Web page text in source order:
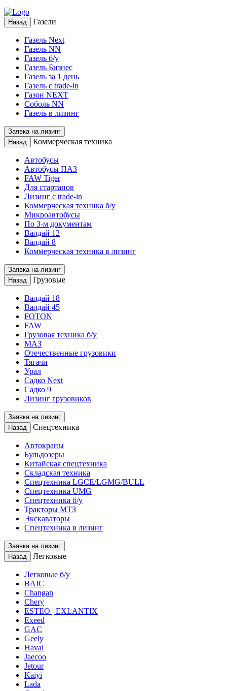
Назад Газели
Газель Next
Газель NN
Газель б/у
Газель Бизнес
Газель за 1 день
Газель с trade-in
Газон NEXT
Соболь NN
Газель в лизинг
Заявка на лизинг
Назад
Коммерческая техника
Автобусы
Автобусы ПАЗ
FAW Tiger
Для стартапов
Лизинг с trade-in
Коммерческая техника б/у
Микроавтобусы
По 3-м документам
Валдай 12
Валдай 8
Коммерческая техника в лизинг
Заявка на лизинг
Назад
Грузовые
Валдай 18
Валдай 45
FOTON
FAW
Грузовая техника б/у
МАЗ
Отечественные грузовики
Тягачи
Урал
Садко Next
Садко 9
Лизинг грузовиков
Заявка на лизинг
Назад
Спецтехника
Автокраны
Бульдозеры
Китайская спецтехника
Складская техника
Спецтехника LGCE/LGMG/BULL
Спецтехника UMG
Спецтехника б/у
Тракторы МТЗ
Экскаваторы
Спецтехника в лизинг
Заявка на лизинг
Назад
Легковые
Легковые б/у
BAIC
Changan
Chery
ESTEO | EXLANTIX
Exeed
GAC
Geely
Haval
Jaecoo
Jetour
Kaiyi
Lada